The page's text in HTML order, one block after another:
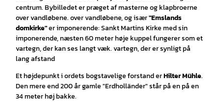
centrum. Bybilledet er præget af masterne og klapbroerne
over vandløbene. over vandløbene, og især"Emslands
domkirke"er imponerende: Sankt Martins Kirke med sin
imponerende, næsten 60 meter høje kuppel fungerer som et
vartegn, der kan ses langt væk. vartegn, der er synligt på
lang afstand
Et højdepunkt i ordets bogstavelige forstand erHilter Mühle.
Den mere end 200 år gamle "Erdholländer" står på en på en
34 meter høj bakke.